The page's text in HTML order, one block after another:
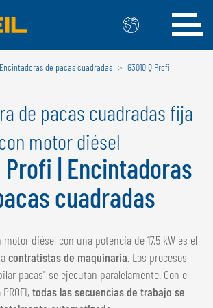
idioma / país
ESPAÑOL
POLSKI
Encintadoras de pacas cuadradas G3010 Q Profi
de pacas cuadradas fija
motor diésel
Profi | Encintadoras
cuadradas
motor diésel con una potencia de 17,5 kW es el
contratistas de maquinaria. Los procesos
pacas" se ejecutan paralelamente. Con el
todas las secuencias de trabajo se